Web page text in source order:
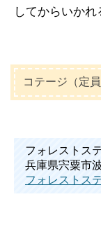
してからいかれ
コテージ（定
フォレストス
兵庫県宍粟市
フォレストス